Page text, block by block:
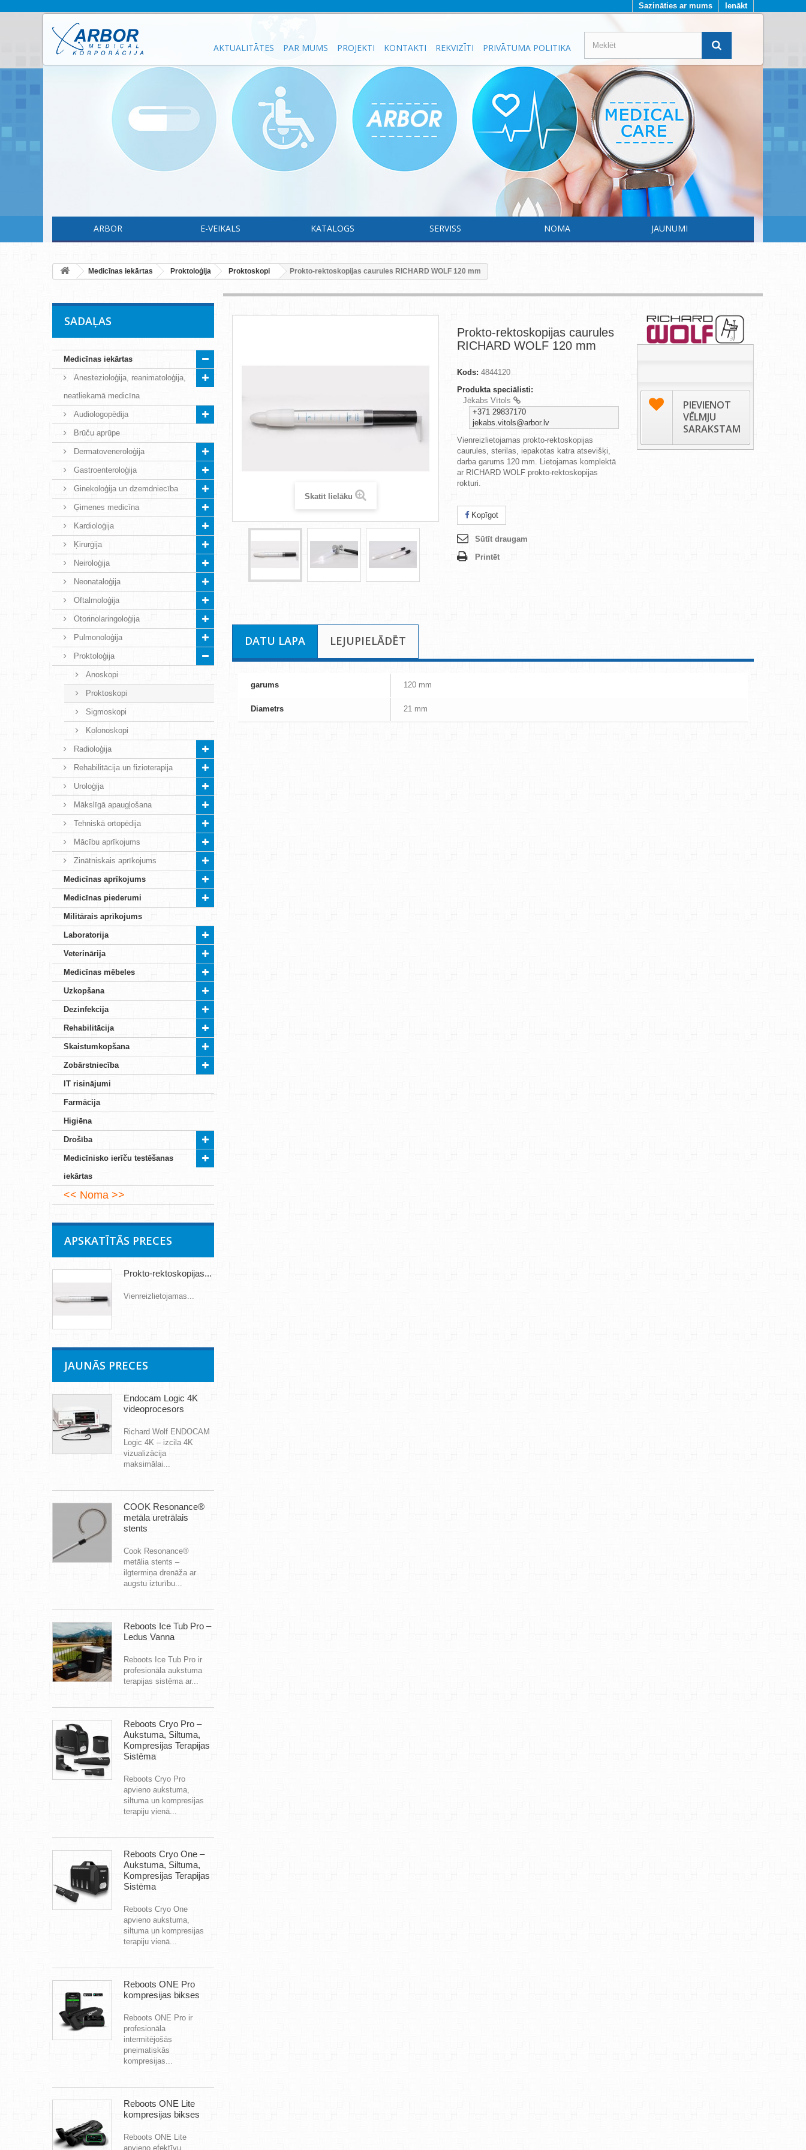
Ienākt
Sazināties ar mums
AKTUALITĀTES PAR MUMS PROJEKTI KONTAKTI REKVIZĪTI PRIVĀTUMA POLITIKA
ARBOR E-VEIKALS KATALOGS SERVISS NOMA JAUNUMI
Medicīnas iekārtas Proktoloģija Proktoskopi Prokto-rektoskopijas caurules RICHARD WOLF 120 mm
SADAĻAS
Medicīnas iekārtas
Anestezioloģija, reanimatoloģija,
neatliekamā medicīna
Audiologopēdija
Brūču aprūpe
Dermatoveneroloģija
Gastroenteroloģija
Ginekoloģija un dzemdniecība
Ģimenes medicīna
Kardioloģija
Ķirurģija
Neiroloģija
Neonataloģija
Oftalmoloģija
Otorinolaringoloģija
Pulmonoloģija
Proktoloģija
Anoskopi
Proktoskopi
Sigmoskopi
Kolonoskopi
Radioloģija
Rehabilitācija un fizioterapija
Uroloģija
Mākslīgā apaugļošana
Tehniskā ortopēdija
Mācību aprīkojums
Zinātniskais aprīkojums
Medicīnas aprīkojums
Medicīnas piederumi
Militārais aprīkojums
Laboratorija
Veterinārija
Medicīnas mēbeles
Uzkopšana
Dezinfekcija
Rehabilitācija
Skaistumkopšana
Zobārstniecība
IT risinājumi
Farmācija
Higiēna
Drošība
Medicīnisko ierīču testēšanas
iekārtas
Noma
APSKATĪTĀS PRECES
Prokto-rektoskopijas...
Vienreizlietojamas...
JAUNĀS PRECES
Endocam Logic 4K
videoprocesors
Richard Wolf ENDOCAM
Logic 4K – izcila 4K
vizualizācija
maksimālai...
COOK Resonance®
metāla uretrālais
stents
Cook Resonance®
metālia stents –
ilgtermiņa drenāža ar
augstu izturību...
Reboots Ice Tub Pro –
Ledus Vanna
Reboots Ice Tub Pro ir
profesionāla aukstuma
terapijas sistēma ar...
Reboots Cryo Pro –
Aukstuma, Siltuma,
Kompresijas Terapijas
Sistēma
Reboots Cryo Pro
apvieno aukstuma,
siltuma un kompresijas
terapiju vienā...
Reboots Cryo One –
Aukstuma, Siltuma,
Kompresijas Terapijas
Sistēma
Reboots Cryo One
apvieno aukstuma,
siltuma un kompresijas
terapiju vienā...
Reboots ONE Pro
kompresijas bikses
Reboots ONE Pro ir
profesionāla
intermitējošās
pneimatiskās
kompresijas...
Reboots ONE Lite
kompresijas bikses
Reboots ONE Lite
apvieno efektīvu
Skatīt lielāku
Prokto-rektoskopijas caurules
RICHARD WOLF 120 mm
Kods: 4844120
Produkta speciālisti:
Jēkabs Vītols
+371 29837170
jekabs.vitols@arbor.lv
Vienreizlietojamas prokto-rektoskopijas
caurules, sterilas, iepakotas katra atsevišķi,
darba garums 120 mm. Lietojamas komplektā
ar RICHARD WOLF prokto-rektoskopijas
rokturi.
Kopīgot
Sūtīt draugam
Printēt
PIEVIENOT
VĒLMJU
SARAKSTAM
DATU LAPA LEJUPIELĀDĒT
garums 120 mm
Diametrs 21 mm